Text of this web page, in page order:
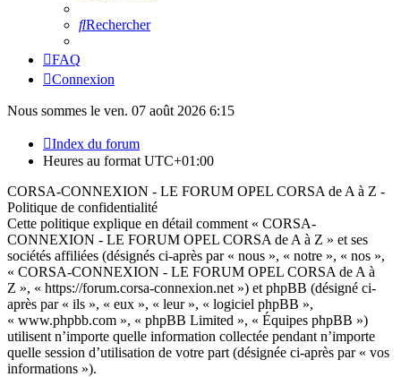
Rechercher
FAQ
Connexion
Nous sommes le ven. 07 août 2026 6:15
Index du forum
Heures au format UTC+01:00
CORSA-CONNEXION - LE FORUM OPEL CORSA de A à Z -
Politique de confidentialité
Cette politique explique en détail comment « CORSA-
CONNEXION - LE FORUM OPEL CORSA de A à Z » et ses
sociétés affiliées (désignés ci-après par « nous », « notre », « nos »,
« CORSA-CONNEXION - LE FORUM OPEL CORSA de A à
Z », « https://forum.corsa-connexion.net ») et phpBB (désigné ci-
après par « ils », « eux », « leur », « logiciel phpBB »,
« www.phpbb.com », « phpBB Limited », « Équipes phpBB »)
utilisent n’importe quelle information collectée pendant n’importe
quelle session d’utilisation de votre part (désignée ci-après par « vos
informations »).